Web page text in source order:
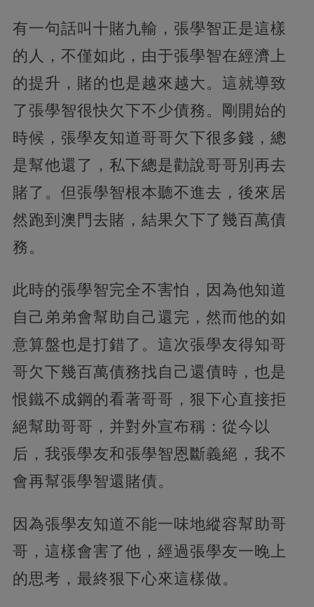
有一句話叫十賭九輸，張學智正是這樣
的人，不僅如此，由于張學智在經濟上
的提升，賭的也是越來越大。這就導致
了張學智很快欠下不少債務。剛開始的
時候，張學友知道哥哥欠下很多錢，總
是幫他還了，私下總是勸說哥哥別再去
賭了。但張學智根本聽不進去，後來居
然跑到澳門去賭，結果欠下了幾百萬債
務。
此時的張學智完全不害怕，因為他知道
自己弟弟會幫助自己還完，然而他的如
意算盤也是打錯了。這次張學友得知哥
哥欠下幾百萬債務找自己還債時，也是
恨鐵不成鋼的看著哥哥，狠下心直接拒
絕幫助哥哥，并對外宣布稱：從今以
后，我張學友和張學智恩斷義絕，我不
會再幫張學智還賭債。
因為張學友知道不能一味地縱容幫助哥
哥，這樣會害了他，經過張學友一晚上
的思考，最終狠下心來這樣做。